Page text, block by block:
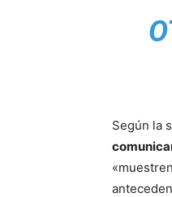
Según la